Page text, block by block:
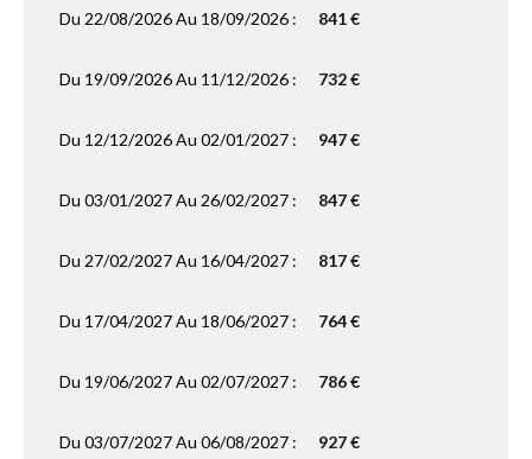
Du 22/08/2026 Au 18/09/2026 : 841 €
Du 19/09/2026 Au 11/12/2026 : 732 €
Du 12/12/2026 Au 02/01/2027 : 947 €
Du 03/01/2027 Au 26/02/2027 : 847 €
Du 27/02/2027 Au 16/04/2027 : 817 €
Du 17/04/2027 Au 18/06/2027 : 764 €
Du 19/06/2027 Au 02/07/2027 : 786 €
Du 03/07/2027 Au 06/08/2027 : 927 €